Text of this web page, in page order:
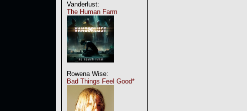
Vanderlust:
The Human Farm
Rowena Wise:
Bad Things Feel Good*